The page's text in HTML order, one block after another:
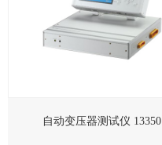
自动变压器测试仪 13350